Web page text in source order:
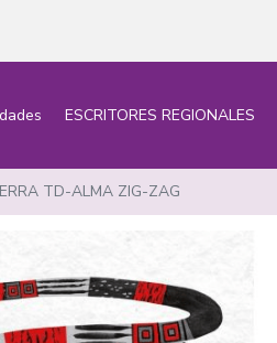
ESCRITORES REGIONALES
TD-ALMA ZIG-ZAG